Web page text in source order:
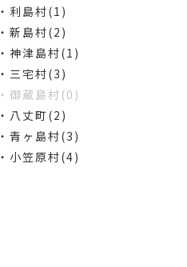
・利島村(1)
・新島村(2)
・神津島村(1)
・三宅村(3)
・御蔵島村(0)
・八丈町(2)
・青ヶ島村(3)
・小笠原村(4)